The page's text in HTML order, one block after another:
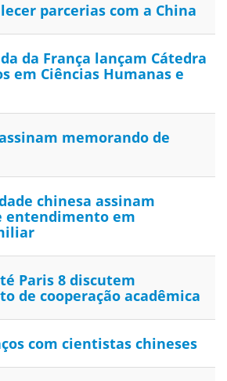
parcerias com a China
da França lançam Cátedra
em Ciências Humanas e
memorando de
chinesa assinam
entendimento em
Paris 8 discutem
de cooperação acadêmica
com cientistas chineses